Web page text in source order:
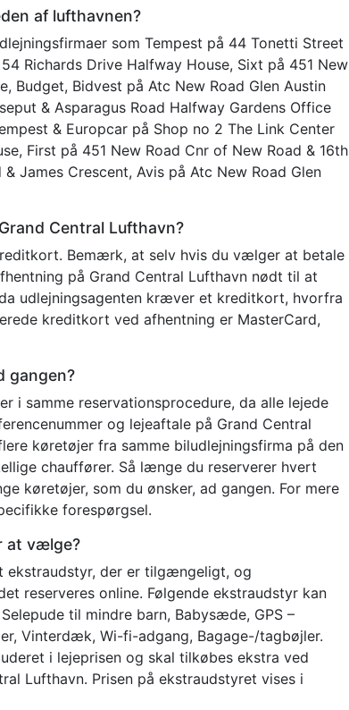
af lufthavnen?
som Tempest på 44 Tonetti Street
Richards Drive Halfway House, Sixt på 451 New
Budget, Bidvest på Atc New Road Glen Austin
& Asparagus Road Halfway Gardens Office
& Europcar på Shop no 2 The Link Center
First på 451 New Road Cnr of New Road & 16th
James Crescent, Avis på Atc New Road Glen
Central Lufthavn?
Bemærk, at selv hvis du vælger at betale
på Grand Central Lufthavn nødt til at
udlejningsagenten kræver et kreditkort, hvorfra
kreditkort ved afhentning er MasterCard,
gangen?
i samme reservationsprocedure, da alle lejede
og lejeaftale på Grand Central
køretøjer fra samme biludlejningsfirma på den
chauffører. Så længe du reserverer hvert
køretøjer, som du ønsker, ad gangen. For mere
forespørgsel.
at vælge?
ekstraudstyr, der er tilgængeligt, og
reserveres online. Følgende ekstraudstyr kan
til mindre barn, Babysæde, GPS –
Vinterdæk, Wi-fi-adgang, Bagage-/tagbøjler.
i lejeprisen og skal tilkøbes ekstra ved
Lufthavn. Prisen på ekstraudstyret vises i